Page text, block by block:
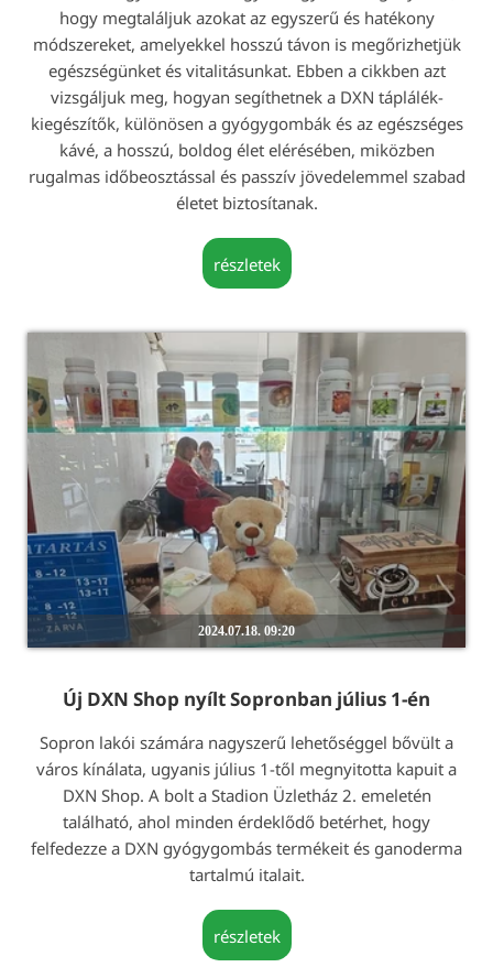
hogy megtaláljuk azokat az egyszerű és hatékony
módszereket, amelyekkel hosszú távon is megőrizhetjük
egészségünket és vitalitásunkat. Ebben a cikkben azt
vizsgáljuk meg, hogyan segíthetnek a DXN táplálék-
kiegészítők, különösen a gyógygombák és az egészséges
kávé, a hosszú, boldog élet elérésében, miközben
rugalmas időbeosztással és passzív jövedelemmel szabad
életet biztosítanak.
részletek
2024.07.18. 09:20
Új DXN Shop nyílt Sopronban július 1-én
Sopron lakói számára nagyszerű lehetőséggel bővült a
város kínálata, ugyanis július 1-től megnyitotta kapuit a
DXN Shop. A bolt a Stadion Üzletház 2. emeletén
található, ahol minden érdeklődő betérhet, hogy
felfedezze a DXN gyógygombás termékeit és ganoderma
tartalmú italait.
részletek